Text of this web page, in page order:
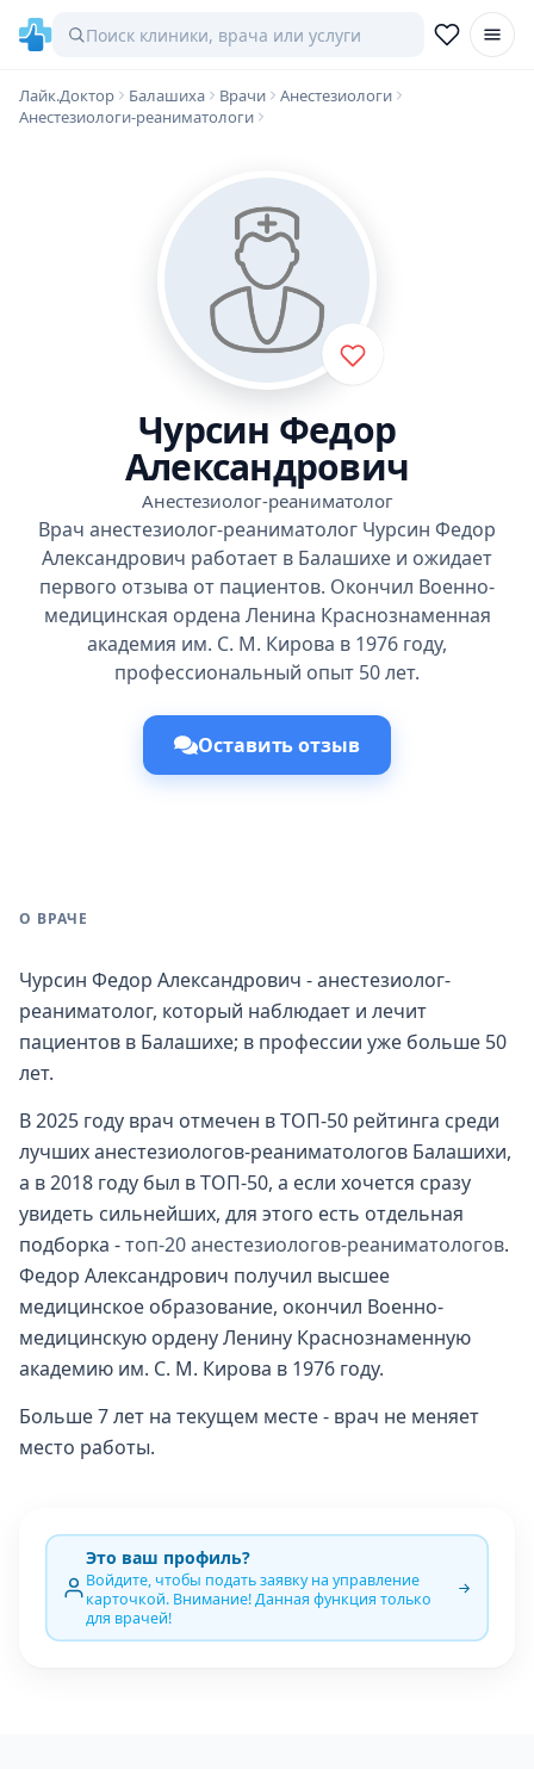
Лайк.Доктор Балашиха Врачи
Анестезиологи
Анестезиологи-реаниматологи
Чурсин Федор
Александрович
Анестезиолог-реаниматолог
Врач анестезиолог-реаниматолог Чурсин Федор
Александрович работает в Балашихе и ожидает
первого отзыва от пациентов. Окончил Военно-
медицинская ордена Ленина Краснознаменная
академия им. С. М. Кирова в 1976 году,
профессиональный опыт 50 лет.
Оставить отзыв
О ВРАЧЕ
Чурсин Федор Александрович - анестезиолог-
реаниматолог, который наблюдает и лечит
пациентов в Балашихе; в профессии уже больше 50
лет.
В 2025 году врач отмечен в ТОП-50 рейтинга среди
лучших анестезиологов-реаниматологов Балашихи,
а в 2018 году был в ТОП-50, а если хочется сразу
увидеть сильнейших, для этого есть отдельная
подборка -топ-20 анестезиологов-реаниматологов.
Федор Александрович получил высшее
медицинское образование, окончил Военно-
медицинскую ордену Ленину Краснознаменную
академию им. С. М. Кирова в 1976 году.
Больше 7 лет на текущем месте - врач не меняет
место работы.
Это ваш профиль?
Войдите, чтобы подать заявку на управление
карточкой. Внимание! Данная функция только
для врачей!